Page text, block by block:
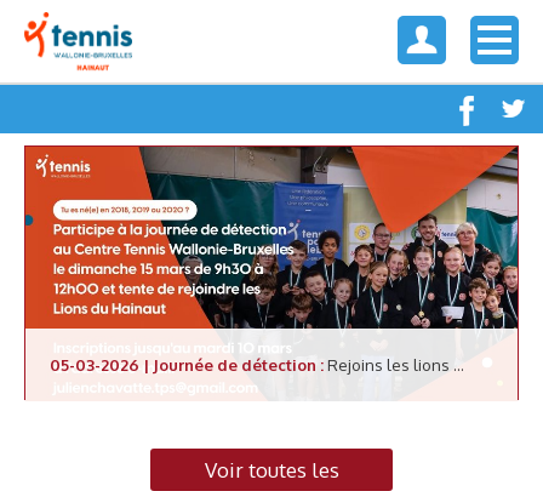
05-03-2026 | Journée de détection :Rejoins les lions ...
Voir toutes les